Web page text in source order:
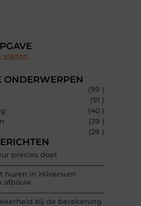
vragen
ONDERWERPEN
(99 )
(91 )
(40 )
(39 )
(29 )
precies doet
huren in Hilversum
afbouw
bij de berekening